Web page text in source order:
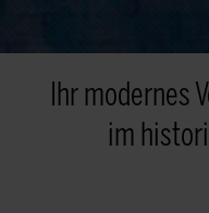
Ihr modernes
im